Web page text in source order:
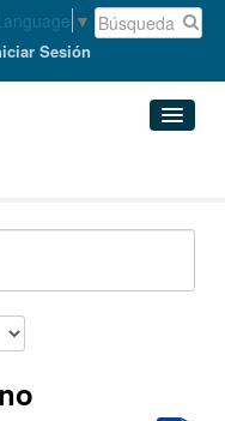
▼
Sesión